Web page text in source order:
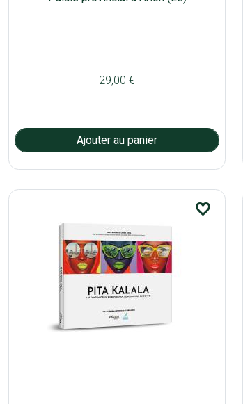
29,00 €
favorite_border